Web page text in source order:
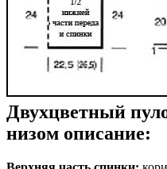
Двухцветный
низом описание: